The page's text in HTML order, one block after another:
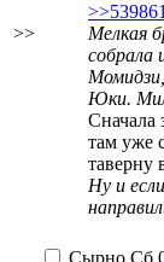
>>
Мелкая
собрала
Юки.
Сначала
там уже
таверну
Ну и
Сырно Сб